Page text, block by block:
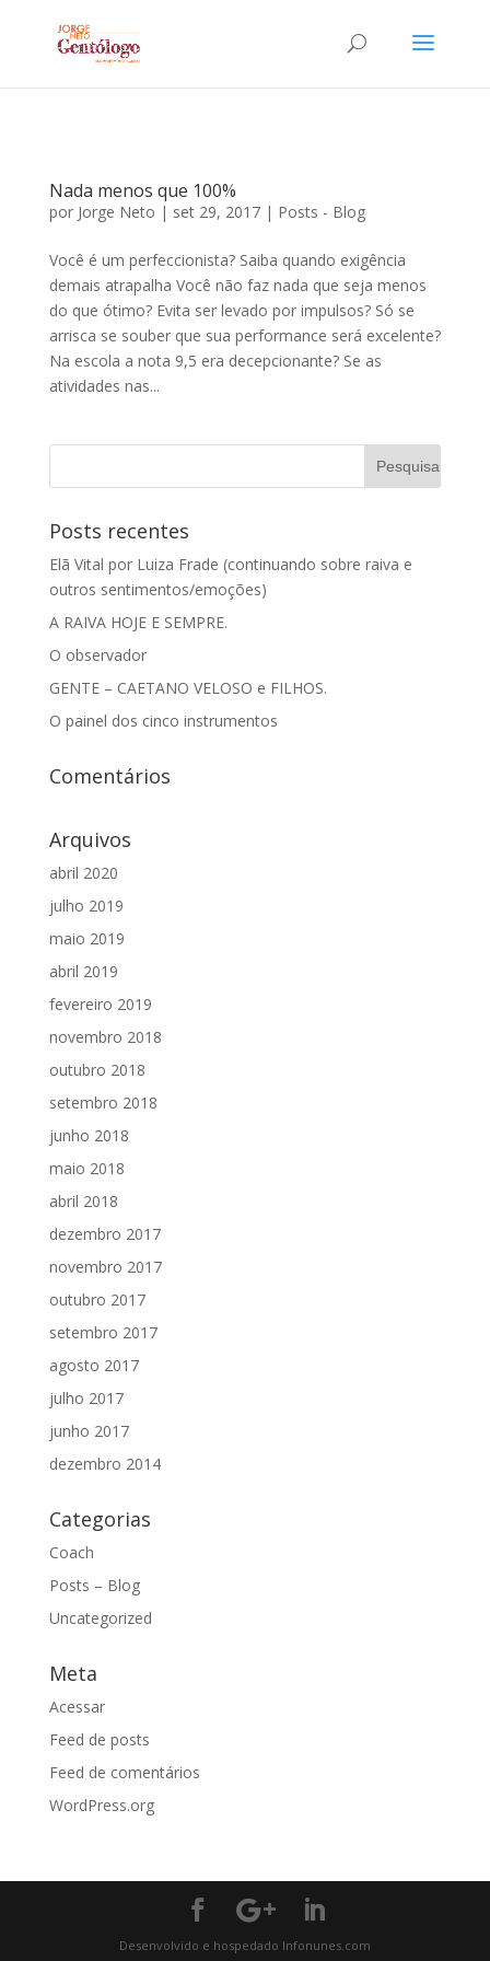
Nada menos que 100%
por Jorge Neto | set 29, 2017| Posts - Blog
Você é um perfeccionista? Saiba quando exigência
demais atrapalha Você não faz nada que seja menos
do que ótimo? Evita ser levado por impulsos? Só se
arrisca se souber que sua performance será excelente?
Na escola a nota 9,5 era decepcionante? Se as
atividades nas...
Posts recentes
Elã Vital por Luiza Frade (continuando sobre raiva e
outros sentimentos/emoções)
A RAIVA HOJE E SEMPRE.
O observador
GENTE – CAETANO VELOSO e FILHOS.
O painel dos cinco instrumentos
Comentários
Arquivos
abril 2020
julho 2019
maio 2019
abril 2019
fevereiro 2019
novembro 2018
outubro 2018
setembro 2018
junho 2018
maio 2018
abril 2018
dezembro 2017
novembro 2017
outubro 2017
setembro 2017
agosto 2017
julho 2017
junho 2017
dezembro 2014
Categorias
Coach
Posts – Blog
Uncategorized
Meta
Acessar
Feed de posts
Feed de comentários
WordPress.org
Desenvolvido e hospedado Infonunes.com